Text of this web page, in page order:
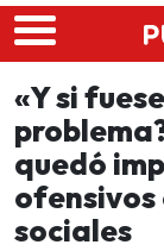
Skip to main
«Y si
quedó
ofensivos
sociales